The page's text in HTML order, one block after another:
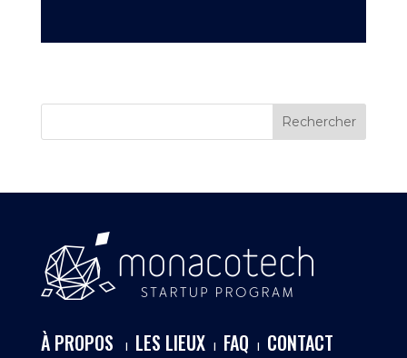
À PROPOS I LES LIEUXI FAQ I CONTACT